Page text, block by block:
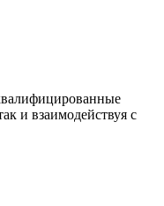
и взаимодействуя с